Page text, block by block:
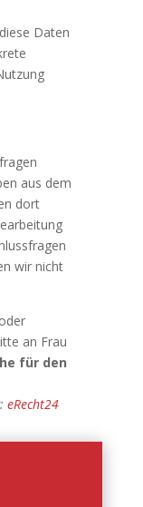
Daten
aus dem
dort
wir nicht
an Frau
für den
eRecht24